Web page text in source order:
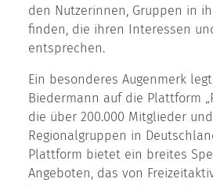
den Nutzerinnen, Gruppen in
finden, die ihren Interessen
entsprechen.
Ein besonderes Augenmerk
Biedermann auf die Plattform
die über 200.000 Mitglieder und
Regionalgruppen in
Plattform bietet ein breites
Angeboten, das von